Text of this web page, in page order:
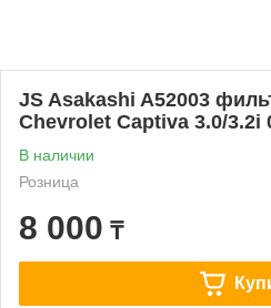
JS Asakashi A52003
Chevrolet Captiva 3.0/3.2i
В наличии
Розница
8 000 ₸